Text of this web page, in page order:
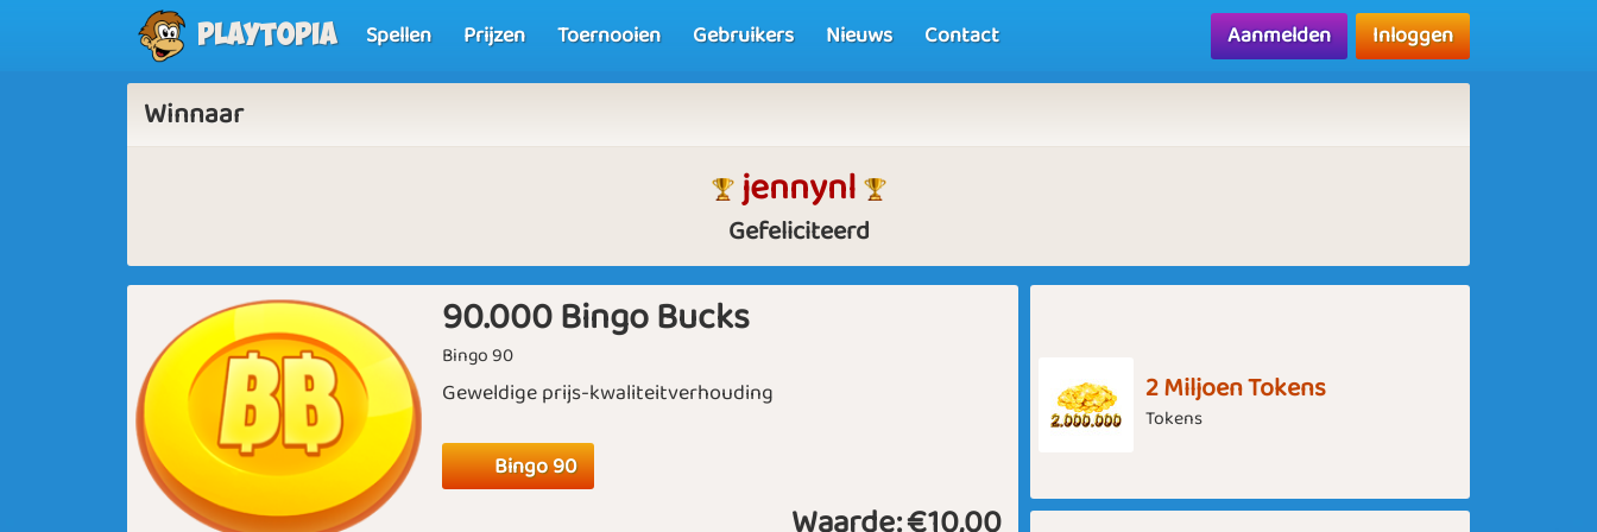
Playtopia Spellen Prijzen Toernooien Gebruikers Nieuws Contact Aanmelden Inloggen
Winnaar
jennynl
Gefeliciteerd
90.000 Bingo Bucks
Bingo 90
Geweldige prijs-kwaliteitverhouding
Bingo 90
2 Miljoen Tokens
Tokens